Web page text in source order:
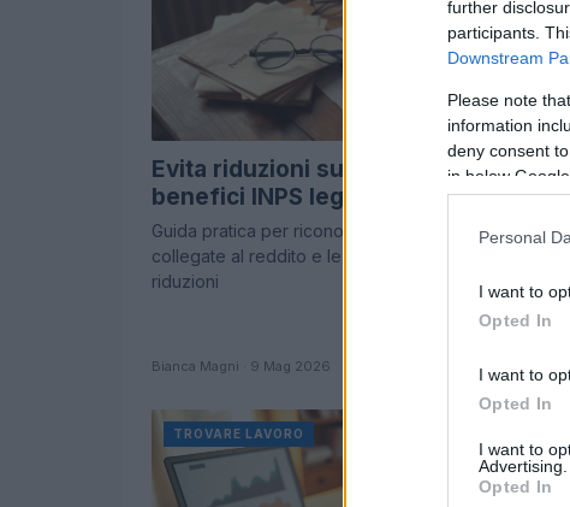
further
participants.
Downstream
Please note
information
deny consent
in below
Personal
I want to
Opted In
I want to
Opted In
I want to
Advertising.
Opted In
Evita riduzioni su pensione e
benefici INPS legati al reddito
Guida pratica per riconoscere le prestazioni INPS
collegate al reddito e le azioni utili per evitare
riduzioni
Bianca Magni · 9 Mag 2026
TROVARE LAVORO